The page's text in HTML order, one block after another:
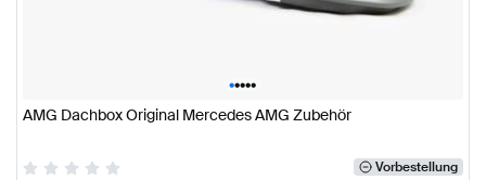
•••••
AMG Dachbox Original Mercedes AMG Zubehör
Vorbestellung